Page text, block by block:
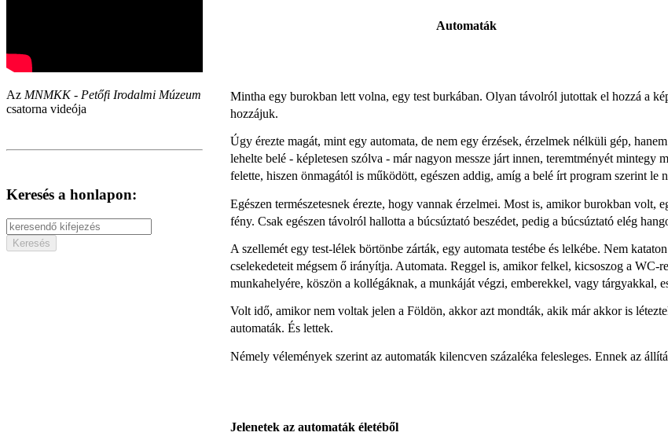
Az MNMKK - Petőfi Irodalmi Múzeum
csatorna videója
Keresés a honlapon:
Automaták
Mintha egy burokban lett volna, egy test burkában. Olyan távolról jutottak el hozzá a
hozzájuk.
Úgy érezte magát, mint egy automata, de nem egy érzések, érzelmek nélküli gép,
lehelte belé - képletesen szólva - már nagyon messze járt innen, teremtményét
felette, hiszen önmagától is működött, egészen addig, amíg a belé írt program szerint le
Egészen természetesnek érezte, hogy vannak érzelmei. Most is, amikor burokban volt,
fény. Csak egészen távolról hallotta a búcsúztató beszédet, pedig a búcsúztató elég
A szellemét egy test-lélek börtönbe zárták, egy automata testébe és lelkébe. Nem
cselekedeteit mégsem ő irányítja. Automata. Reggel is, amikor felkel, kicsoszog a WC-
munkahelyére, köszön a kollégáknak, a munkáját végzi, emberekkel, vagy tárgyakkal,
Volt idő, amikor nem voltak jelen a Földön, akkor azt mondták, akik már akkor is
automaták. És lettek.
Némely vélemények szerint az automaták kilencven százaléka felesleges. Ennek az
Jelenetek az automaták életéből